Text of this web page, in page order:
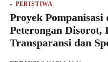
PERISTIWA
Proyek Pompanisasi
Peterongan Disorot,
Transparansi dan